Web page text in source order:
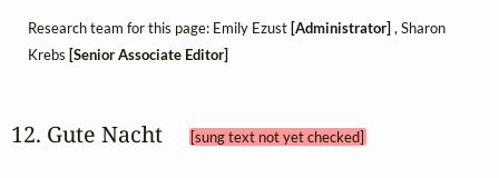
Research team for this page: Emily Ezust [Administrator] , Sharon
Krebs [Senior Associate Editor]
12. Gute Nacht [sung text not yet checked]